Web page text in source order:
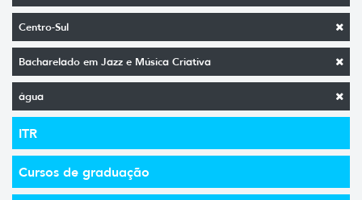
Centro-Sul
Bacharelado em Jazz e Música Criativa
água
ITR
Cursos de graduação